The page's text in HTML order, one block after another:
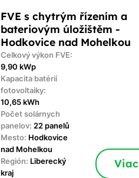
FVE s chytrým řízením a
bateriovým úložištěm -
Hodkovice nad Mohelkou
Celkový výkon FVE:
9,90 kWp
Kapacita batérií
fotovoltaiky:
10,65 kWh
Počet solárnych
panelov: 22 panelů
Mesto: Hodkovice
nad Mohelkou
Región: Liberecký
kraj
Viac